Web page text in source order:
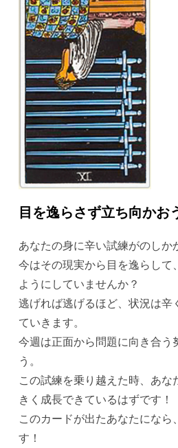
目を逸らさず立ち向かお
あなたの身に辛い試練がのしか
今はその現実から目を逸らして
ようにしていませんか？
逃げれば逃げるほど、状況は辛
ていきます。
今週は正面から問題に向き合う
う。
この試練を乗り越えた時、あな
きく成長できているはずです！
このカードが出たあなたになら
す！